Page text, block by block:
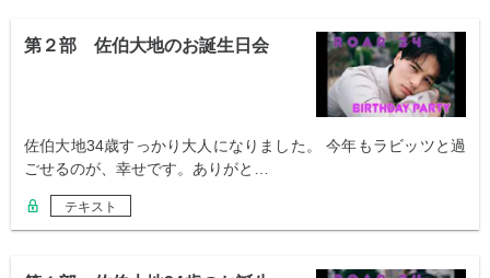
第２部 佐伯大地のお誕生日会
佐伯大地34歳すっかり大人になりました。 今年もラビッツと過
ごせるのが、幸せです。ありがと…
テキスト